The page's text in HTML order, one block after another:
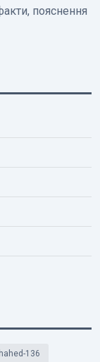
пояснення
136